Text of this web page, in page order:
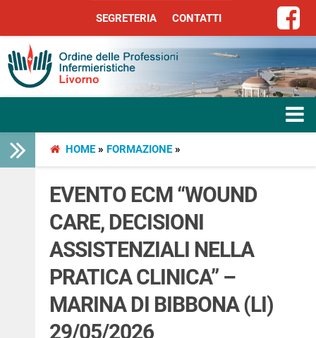
SEGRETERIA CONTATTI
SEGRETERIA CONTATTI
HOME
SEGRETERIA
LIBERA PROFESSIONE
HOME» FORMAZIONE»
EVENTO ECM “WOUND
CARE, DECISIONI
ASSISTENZIALI NELLA
PRATICA CLINICA” –
MARINA DI BIBBONA (LI)
29/05/2026